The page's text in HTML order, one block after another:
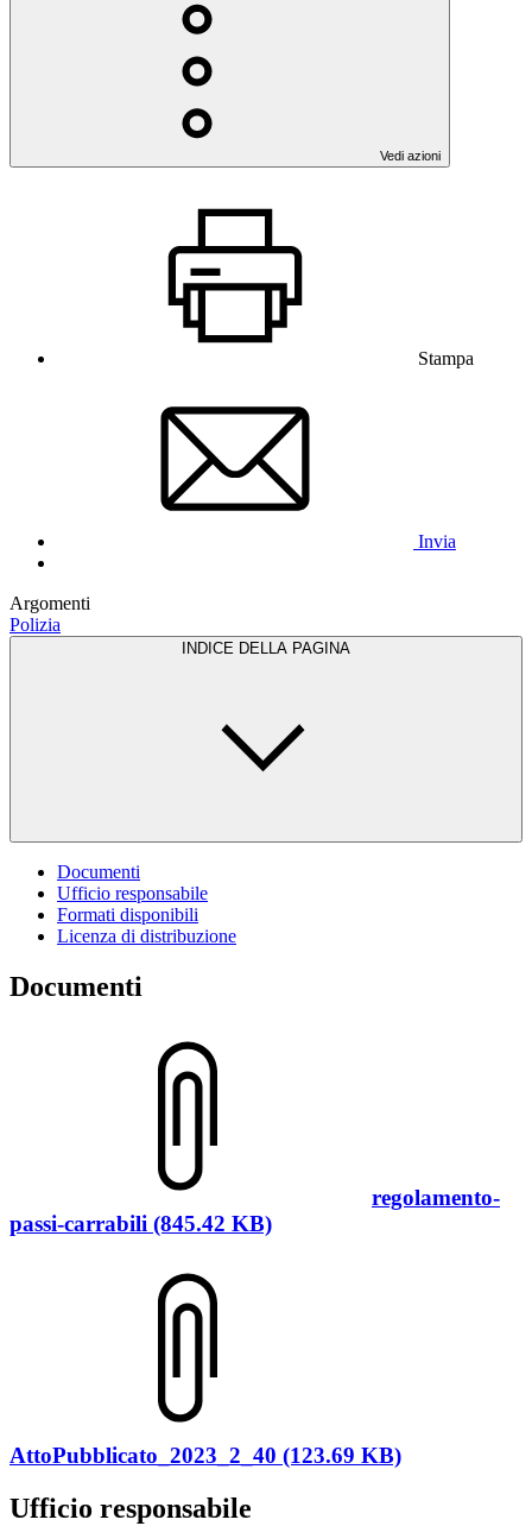
Vedi azioni
Stampa
Invia
Argomenti
Polizia
INDICE DELLA PAGINA
Documenti
Ufficio responsabile
Formati disponibili
Licenza di distribuzione
Documenti
regolamento-
passi-carrabili (845.42 KB)
AttoPubblicato_2023_2_40 (123.69 KB)
Ufficio responsabile